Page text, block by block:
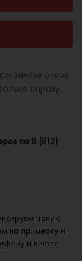
заказе очков
оправу,
по 8 (812)
цену с
на примерку и
и в чате